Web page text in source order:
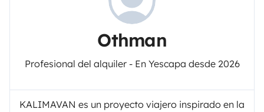
Othman
Profesional del alquiler - En Yescapa desde 2026
KALIMAVAN es un proyecto viajero inspirado en la